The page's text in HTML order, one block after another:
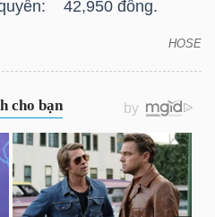
42,950 đồng.
HOSE